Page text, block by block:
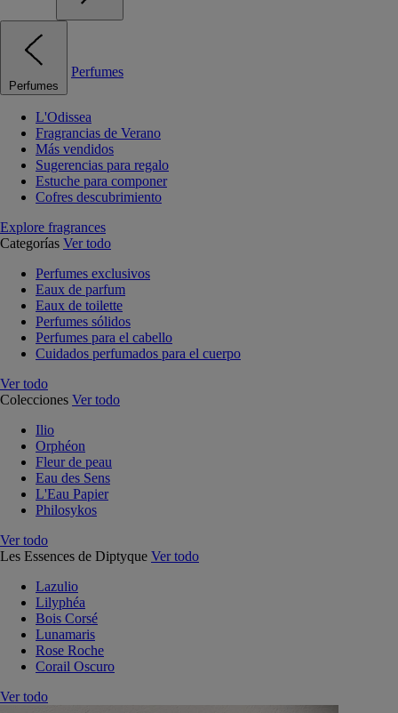
Perfumes
Perfumes
L'Odissea
Fragrancias de Verano
Más vendidos
Sugerencias para regalo
Estuche para componer
Cofres descubrimiento
Explore fragrances
Categorías Ver todo
Perfumes exclusivos
Eaux de parfum
Eaux de toilette
Perfumes sólidos
Perfumes para el cabello
Cuidados perfumados para el cuerpo
Ver todo
Colecciones Ver todo
Ilio
Orphéon
Fleur de peau
Eau des Sens
L'Eau Papier
Philosykos
Ver todo
Les Essences de Diptyque Ver todo
Lazulio
Lilyphéa
Bois Corsé
Lunamaris
Rose Roche
Corail Oscuro
Ver todo